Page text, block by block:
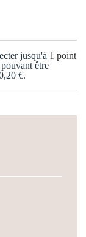
jusqu'à 1 point
pouvant être
€.